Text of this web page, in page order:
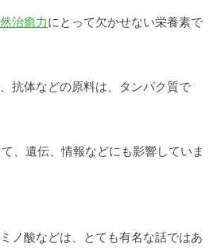
治癒力にとって欠かせない栄養素で
抗体などの原料は、 タンパク質で
、遺伝、情報などにも影響していま
ノ酸などは、とても有名な話ではあ